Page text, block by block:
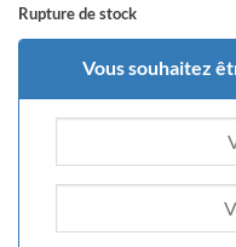
Rupture de stock
Vous souhaitez